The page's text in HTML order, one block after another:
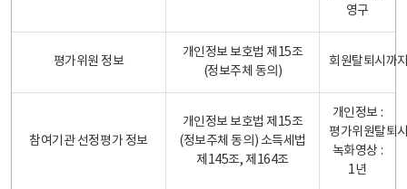
영구
평가위원 정보
개인정보 보호법 제15조
(정보주체 동의)
회원탈퇴시까
참여기관 선정평가 정보
개인정보 보호법 제15조
(정보주체 동의) 소득세법
제145조, 제164조
개인정보 :
평가위원탈퇴
녹화영상 :
1년